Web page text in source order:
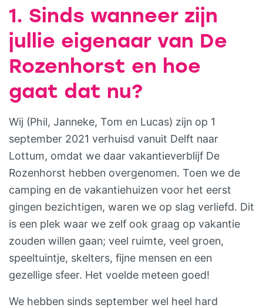
1. Sinds wanneer zijn
jullie eigenaar van De
Rozenhorst en hoe
gaat dat nu?
Wij (Phil, Janneke, Tom en Lucas) zijn op 1
september 2021 verhuisd vanuit Delft naar
Lottum, omdat we daar vakantieverblijf De
Rozenhorst hebben overgenomen. Toen we de
camping en de vakantiehuizen voor het eerst
gingen bezichtigen, waren we op slag verliefd. Dit
is een plek waar we zelf ook graag op vakantie
zouden willen gaan; veel ruimte, veel groen,
speeltuintje, skelters, fijne mensen en een
gezellige sfeer. Het voelde meteen goed!
We hebben sinds september wel heel hard